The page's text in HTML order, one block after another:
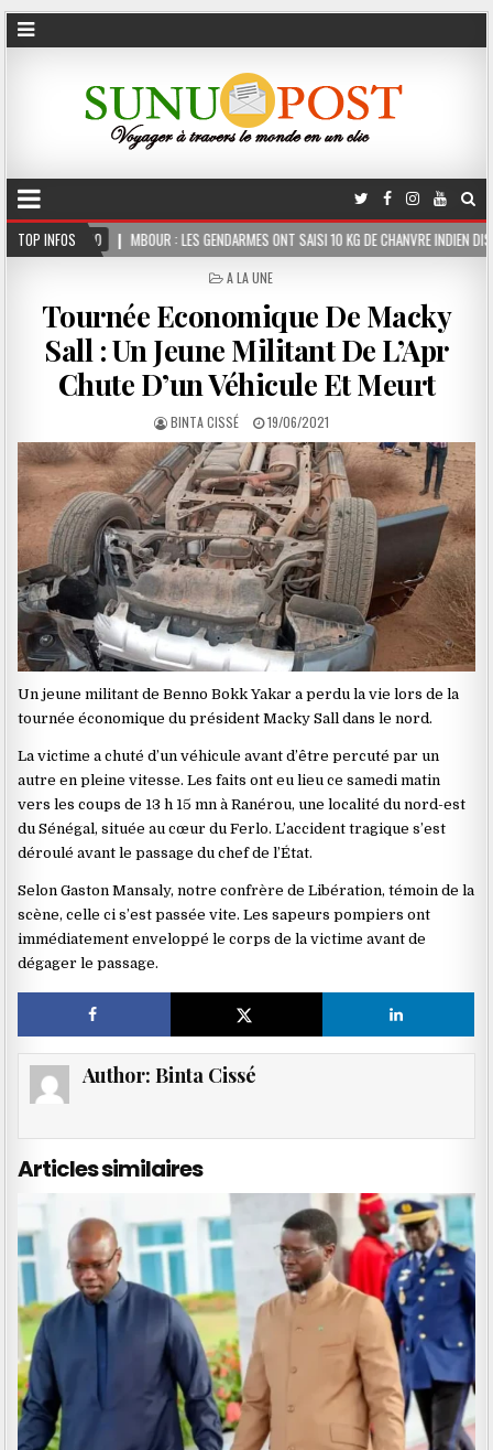
TOP INFOS
: LES GENDARMES ONT SAISI 10 KG DE CHANVRE INDIEN DISSIMULÉS DANS LE COFFRE
POSTED
A LA UNE
Tournée Economique De Macky
Sall : Un Jeune Militant De L’Apr
Chute D’un Véhicule Et Meurt
BINTA CISSÉ 19/06/2021
Un jeune militant de Benno Bokk Yakar a perdu la vie lors de la
tournée économique du président Macky Sall dans le nord.
La victime a chuté d’un véhicule avant d’être percuté par un
autre en pleine vitesse. Les faits ont eu lieu ce samedi matin
vers les coups de 13 h 15 mn à Ranérou, une localité du nord-est
du Sénégal, située au cœur du Ferlo. L’accident tragique s’est
déroulé avant le passage du chef de l’État.
Selon Gaston Mansaly, notre confrère de Libération, témoin de la
scène, celle ci s’est passée vite. Les sapeurs pompiers ont
immédiatement enveloppé le corps de la victime avant de
dégager le passage.
Author: Binta Cissé
Articles similaires